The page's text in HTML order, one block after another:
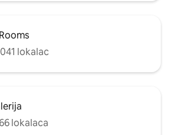
lokalac
lokalaca